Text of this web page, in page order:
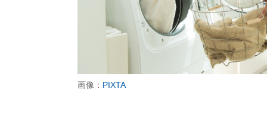
画像： PIXTA